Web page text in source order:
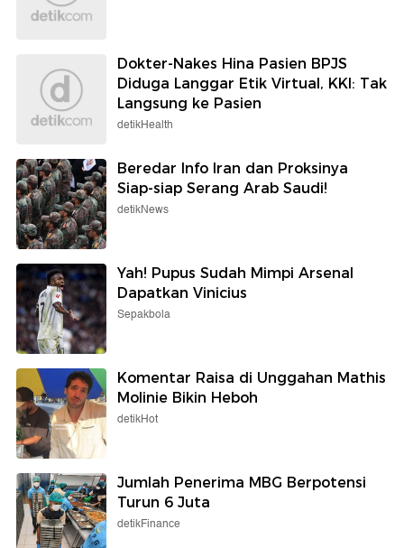
Dokter-Nakes Hina Pasien BPJS
Diduga Langgar Etik Virtual, KKI: Tak
Langsung ke Pasien
detikHealth
Beredar Info Iran dan Proksinya
Siap-siap Serang Arab Saudi!
detikNews
Yah! Pupus Sudah Mimpi Arsenal
Dapatkan Vinicius
Sepakbola
Komentar Raisa di Unggahan Mathis
Molinie Bikin Heboh
detikHot
Jumlah Penerima MBG Berpotensi
Turun 6 Juta
detikFinance